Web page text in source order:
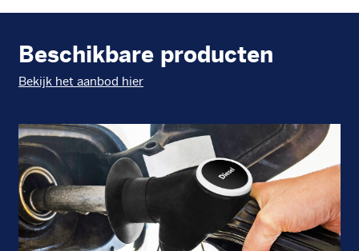
Beschikbare producten
Bekijk het aanbod hier